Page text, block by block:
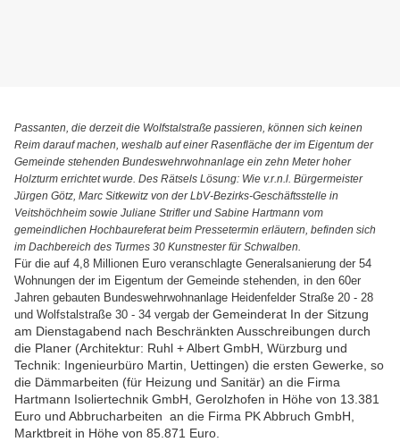
Passanten, die derzeit die Wolfstalstraße passieren, können sich keinen
Reim darauf machen, weshalb auf einer Rasenfläche der im Eigentum der
Gemeinde stehenden Bundeswehrwohnanlage ein zehn Meter hoher
Holzturm errichtet wurde. Des Rätsels Lösung: Wie v.r.n.l. Bürgermeister
Jürgen Götz, Marc Sitkewitz von der LbV-Bezirks-Geschäftsstelle in
Veitshöchheim sowie Juliane Strifler und Sabine Hartmann vom
gemeindlichen Hochbaureferat beim Pressetermin erläutern, befinden sich
im Dachbereich des Turmes 30 Kunstnester für Schwalben.
Für die auf 4,8 Millionen Euro veranschlagte Generalsanierung der 54
Wohnungen der im Eigentum der Gemeinde stehenden, in den 60er
Jahren gebauten Bundeswehrwohnanlage Heidenfelder Straße 20 - 28
und Wolfstalstraße 30 - 34 vergab der Gemeinderat In der Sitzung
am Dienstagabend nach Beschränkten Ausschreibungen durch
die Planer (Architektur: Ruhl + Albert GmbH, Würzburg und
Technik: Ingenieurbüro Martin, Uettingen) die ersten Gewerke, so
die Dämmarbeiten (für Heizung und Sanitär) an die Firma
Hartmann Isoliertechnik GmbH, Gerolzhofen in Höhe von 13.381
Euro und Abbrucharbeiten an die Firma PK Abbruch GmbH,
Marktbreit in Höhe von 85.871 Euro.